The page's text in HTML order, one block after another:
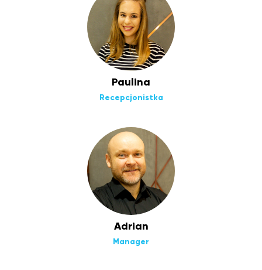
Paulina
Recepcjonistka
Adrian
Manager